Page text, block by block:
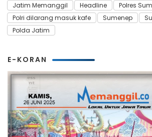
Jatim Memanggil Headline
Polres
Polri dilarang masuk kafe
Sumenep
Polda Jatim
E-KORAN